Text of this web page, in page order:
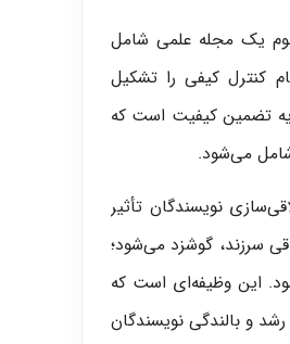
یک مجله علمی شامل
کنترل کیفی را تشکیل
تضمین کیفیت است که
شامل می‌شود.
نویسندگان تأثیر
سرزند، گوشزد می‌شود؛
این وظیفه‌ای است که
و بالندگی نویسندگان